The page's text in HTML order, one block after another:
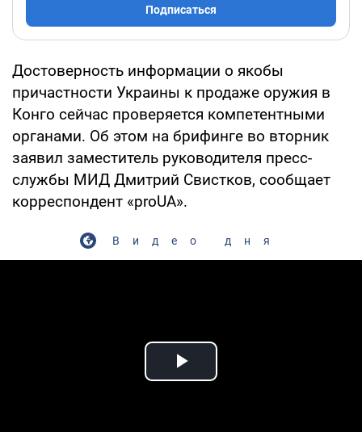
Подписаться
Достоверность информации о якобы
причастности Украины к продаже оружия в
Конго сейчас проверяется компетентными
органами. Об этом на брифинге во вторник
заявил заместитель руководителя пресс-
службы МИД Дмитрий Свистков, сообщает
корреспондент «proUA».
Видео дня
Play Video